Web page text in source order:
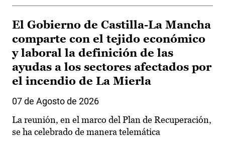
El Gobierno de Castilla-La Mancha
comparte con el tejido económico
y laboral la definición de las
ayudas a los sectores afectados por
el incendio de La Mierla
07 de Agosto de 2026
La reunión, en el marco del Plan de Recuperación,
se ha celebrado de manera telemática